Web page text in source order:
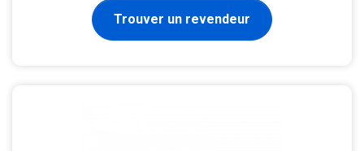
Trouver un revendeur